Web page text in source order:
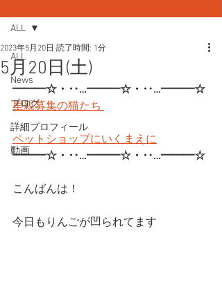
ALL
News
ブログ
詳細プロフィール
動画
ALL
5月20日(土)
2023年5月20日 読了時間: 1分
━━━☆・‥…━━━☆・‥…━━━☆
里親募集の猫たち
ペットショップにいくまえに
━━━☆・‥…━━━☆・‥…━━━☆
こんばんは！
今日もりんごが凹られてます